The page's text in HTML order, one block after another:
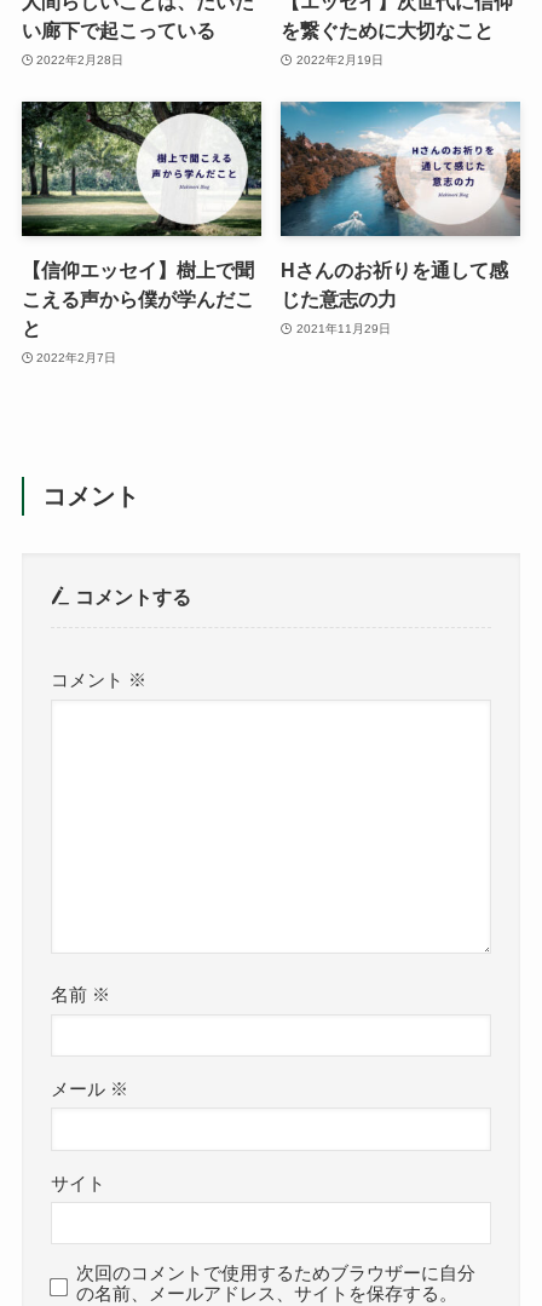
い廊下で起こっている
2022年2月28日
を繋ぐために大切なこと
2022年2月19日
【信仰エッセイ】樹上で聞
こえる声から僕が学んだこ
と
2022年2月7日
Hさんのお祈りを通して感
じた意志の力
2021年11月29日
コメント
コメントする
コメント ※
名前 ※
メール ※
サイト
次回のコメントで使用するためブラウザーに自分
の名前、メールアドレス、サイトを保存する。